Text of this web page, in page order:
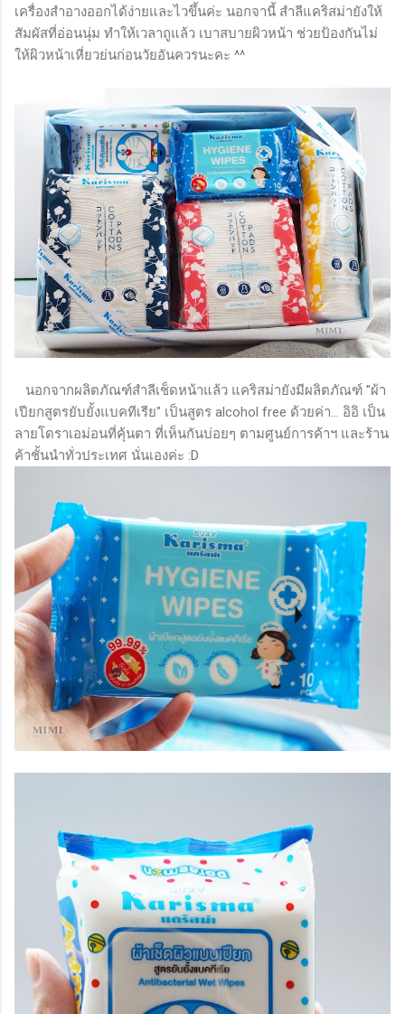
เครื่องสำอางออกได้ง่ายและไวขึ้นค่ะ นอกจานี้ สำลีแคริสม่ายังให้
สัมผัสที่อ่อนนุ่ม ทำให้เวลาถูแล้ว เบาสบายผิวหน้า ช่วยป้องกันไม่
ให้ผิวหน้าเหี่ยวย่นก่อนวัยอันควรนะคะ ^^
นอกจากผลิตภัณฑ์สำลีเช็ดหน้าแล้ว แคริสม่ายังมีผลิตภัณฑ์ "ผ้า
เปียกสูตรยับยั้งแบคทีเรีย" เป็นสูตร alcohol free ด้วยค่า... อิอิ เป็น
ลายโดราเอม่อนที่คุ้นตา ที่เห็นกันบ่อยๆ ตามศูนย์การค้าฯ และร้าน
ค้าชั้นนำทั่วประเทศ นั่นเองค่ะ :D